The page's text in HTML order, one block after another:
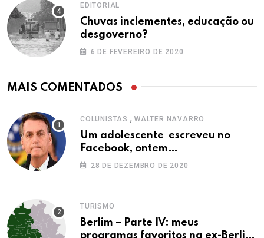
EDITORIAL
Chuvas inclementes, educação ou
desgoverno?
6 DE FEVEREIRO DE 2020
MAIS COMENTADOS
COLUNISTAS , WALTER NAVARRO
Um adolescente escreveu no
Facebook, ontem…
28 DE DEZEMBRO DE 2020
TURISMO
Berlim – Parte IV: meus
programas favoritos na ex-Berlim